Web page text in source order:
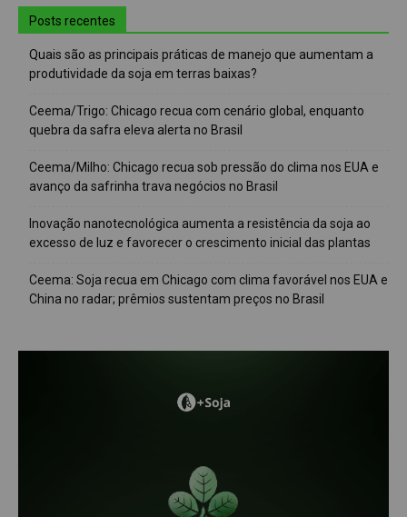
Posts recentes
Quais são as principais práticas de manejo que aumentam a
produtividade da soja em terras baixas?
Ceema/Trigo: Chicago recua com cenário global, enquanto
quebra da safra eleva alerta no Brasil
Ceema/Milho: Chicago recua sob pressão do clima nos EUA e
avanço da safrinha trava negócios no Brasil
Inovação nanotecnológica aumenta a resistência da soja ao
excesso de luz e favorecer o crescimento inicial das plantas
Ceema: Soja recua em Chicago com clima favorável nos EUA e
China no radar; prêmios sustentam preços no Brasil